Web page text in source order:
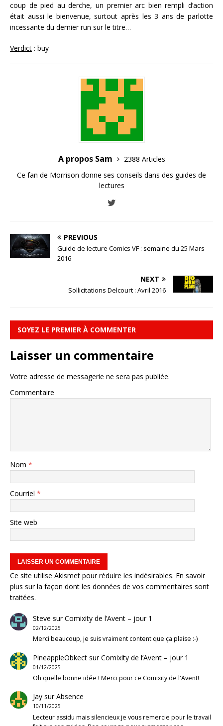
coup de pied au derche, un premier arc bien rempli d’action
était aussi le bienvenue, surtout après les 3 ans de parlotte
incessante du dernier run sur le titre…
Verdict : buy
A propos Sam
2388 Articles
Ce fan de Morrison donne ses conseils dans des guides de
lectures
PREVIOUS
Guide de lecture Comics VF : semaine du 25 Mars
2016
NEXT
Sollicitations Delcourt : Avril 2016
SOYEZ LE PREMIER À COMMENTER
Laisser un commentaire
Votre adresse de messagerie ne sera pas publiée.
Commentaire
Nom *
Courriel *
Site web
Ce site utilise Akismet pour réduire les indésirables. En savoir
plus sur la façon dont les données de vos commentaires sont
traitées.
Steve surComixity de l’Avent – jour 1
02/12/2025
Merci beaucoup, je suis vraiment content que ça plaise :-)
PineappleObkectsurComixity de l’Avent – jour 1
01/12/2025
Oh quelle bonne idée ! Merci pour ce Comixity de l'Avent!
JaysurAbsence
10/11/2025
Lecteur assidu mais silencieux je vous remercie pour le travail